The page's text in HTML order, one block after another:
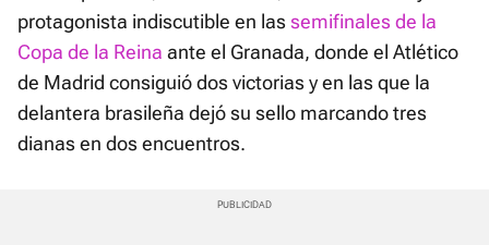
protagonista indiscutible en lassemifinales de la
Copa de la Reina ante el Granada, donde el Atlético
de Madrid consiguió dos victorias y en las que la
delantera brasileña dejó su sello marcando tres
dianas en dos encuentros.